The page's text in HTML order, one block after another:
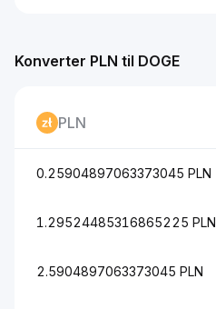
Konverter PLN til DOGE
PLN
0.25904897063373045 PLN
1.29524485316865225 PLN
2.5904897063373045 PLN